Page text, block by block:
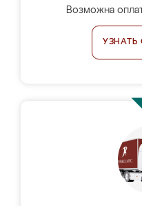
Возможна
УЗНАТЬ